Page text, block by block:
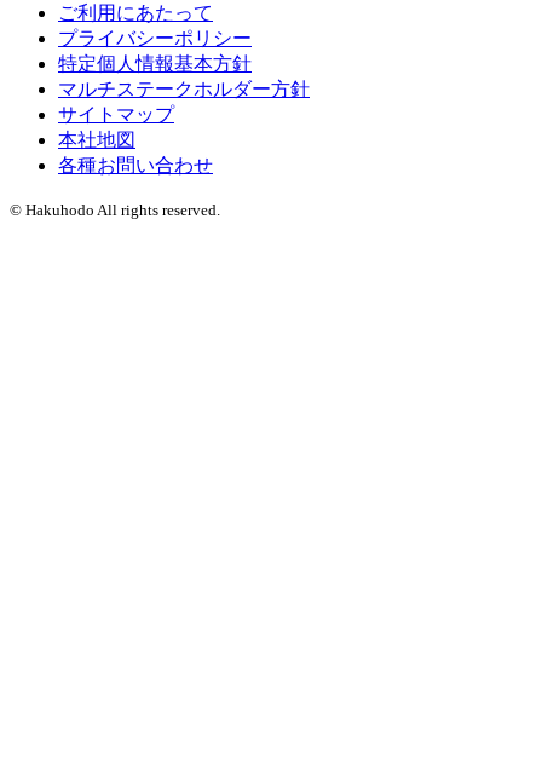
ご利用にあたって
プライバシーポリシー
特定個人情報基本方針
マルチステークホルダー方針
サイトマップ
本社地図
各種お問い合わせ
© Hakuhodo All rights reserved.